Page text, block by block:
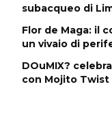
subacqueo di
Flor de Maga: il
un vivaio di
DOuMIX?
con Mojito Twist